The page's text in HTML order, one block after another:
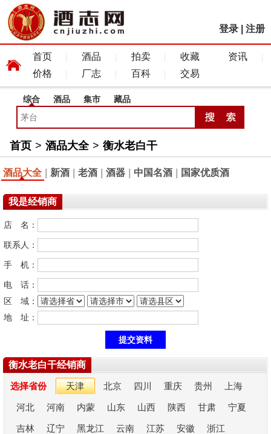
登录 注册
首页 酒品 拍卖 收藏
资讯
价格
厂志 百科 交易
综合 酒品 集市 藏品
首页 > 酒品大全 > 衡水老白干
酒品大全 新酒 老酒 酒器 中国名酒 国家优质酒
我是经销商
店 名：
联系人：
手 机：
电 话：
区 域：
地 址：
衡水老白干经销商
选择省份 天津 北京 四川 重庆 贵州 上海
河北 河南 内蒙 山东 山西 陕西 甘肃 宁夏
吉林 辽宁 黑龙江 云南 江苏 安徽 浙江